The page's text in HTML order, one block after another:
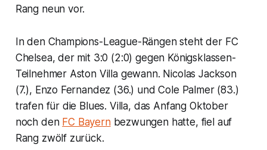
Rang neun vor.
In den Champions-League-Rängen steht der FC
Chelsea, der mit 3:0 (2:0) gegen Königsklassen-
Teilnehmer Aston Villa gewann. Nicolas Jackson
(7.), Enzo Fernandez (36.) und Cole Palmer (83.)
trafen für die Blues. Villa, das Anfang Oktober
noch den FC Bayernbezwungen hatte, fiel auf
Rang zwölf zurück.